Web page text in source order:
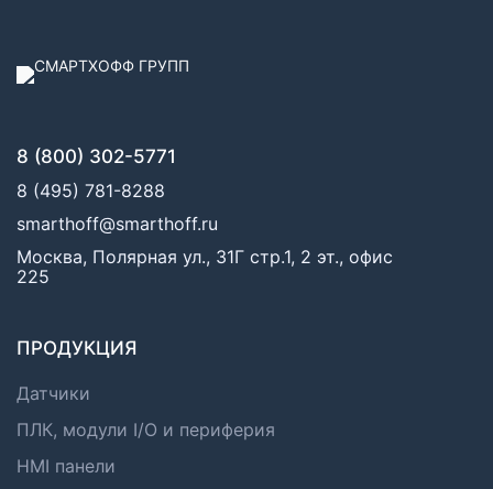
8 (800) 302-5771
8 (495) 781-8288
smarthoff@smarthoff.ru
Москва, Полярная ул., 31Г стр.1, 2 эт., офис
225
ПРОДУКЦИЯ
Датчики
ПЛК, модули I/O и периферия
HMI панели